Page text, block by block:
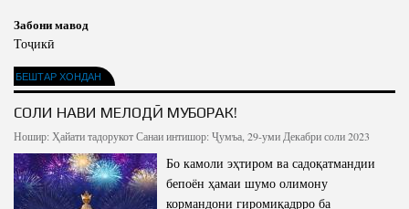
Забони мавод
Тоҷикӣ
БЕШТАР ХОНДАН
СОЛИ НАВИ МЕЛОДӢ МУБОРАК!
Ношир: Ҳайати тадорукотСанаи интишор: Ҷумъа, 29-уми Декабри соли 2023
Бо камоли эҳтиром ва садоқатмандии
бепоён ҳамаи шумо олимону
кормандони гиромиқадрро ба